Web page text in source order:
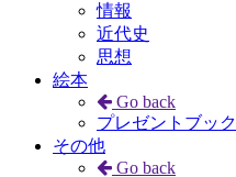
情報
近代史
思想
絵本
Go back
プレゼントブック
その他
Go back